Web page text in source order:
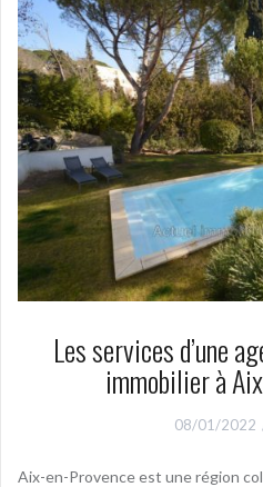
Les services d’une
immobilier à
08/01/2022
Aix-en-Provence est une région